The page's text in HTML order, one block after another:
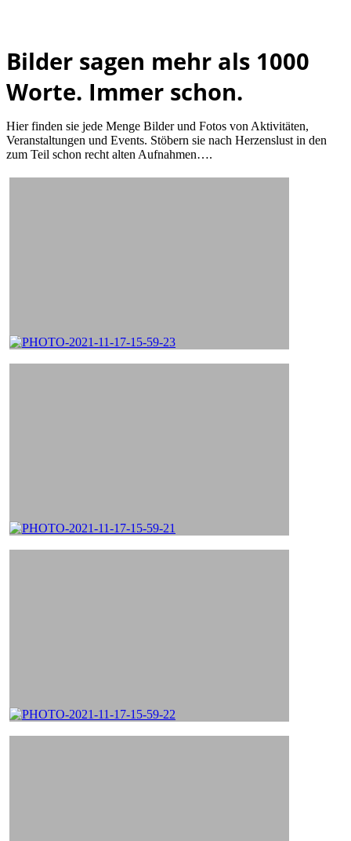
Bilder sagen mehr als 1000
Worte. Immer schon.
Hier finden sie jede Menge Bilder und Fotos von Aktivitäten,
Veranstaltungen und Events. Stöbern sie nach Herzenslust in den
zum Teil schon recht alten Aufnahmen….